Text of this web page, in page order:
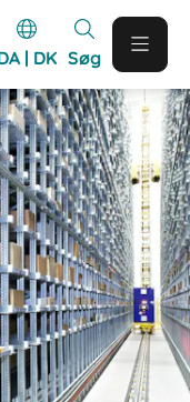
| DK Søg